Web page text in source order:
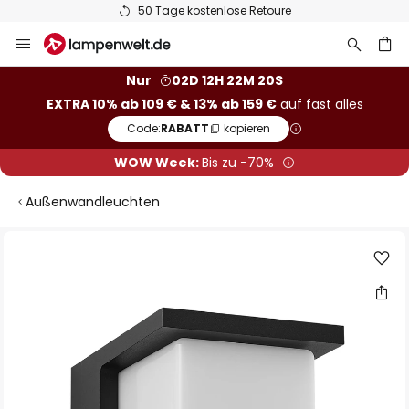
50 Tage kostenlose Retoure
Inhalt
Nur
02D 12H 22M 20S
EXTRA 10% ab 109 € & 13% ab 159 €auf fast alles
Code:RABATT kopieren
WOW Week:Bis zu -70%
Außenwandleuchten